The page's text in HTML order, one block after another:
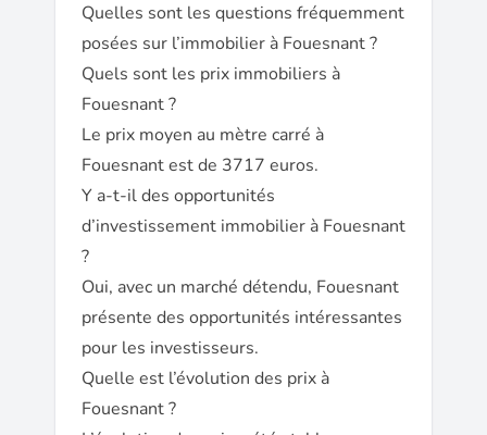
Quelles sont les questions fréquemment
posées sur l’immobilier à Fouesnant ?
Quels sont les prix immobiliers à
Fouesnant ?
Le prix moyen au mètre carré à
Fouesnant est de 3717 euros.
Y a-t-il des opportunités
d’investissement immobilier à Fouesnant
?
Oui, avec un marché détendu, Fouesnant
présente des opportunités intéressantes
pour les investisseurs.
Quelle est l’évolution des prix à
Fouesnant ?